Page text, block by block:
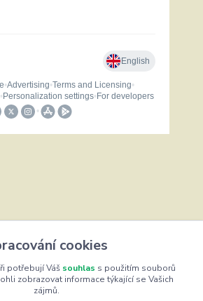
cookies
potřebují Váš souhlas s použitím souborů
zobrazovat informace týkající se Vašich
zájmů.